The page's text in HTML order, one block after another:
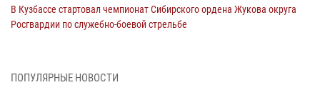
В Кузбассе стартовал чемпионат Сибирского ордена Жукова округа
Росгвардии по служебно-боевой стрельбе
Росгвардейцы задержали в Кемерове дебошира, устроившего
ПОПУЛЯРНЫЕ НОВОСТИ